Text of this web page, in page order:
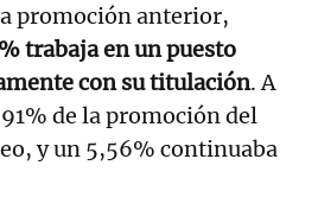
promoción anterior,
trabaja en un puesto
con su titulación. A
de la promoción del
y un 5,56% continuaba